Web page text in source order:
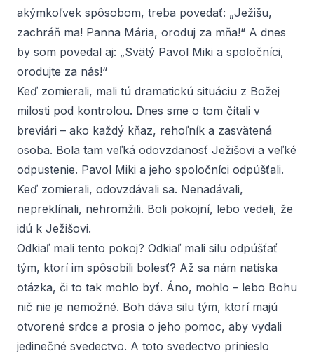
akýmkoľvek spôsobom, treba povedať: „Ježišu,
zachráň ma! Panna Mária, oroduj za mňa!“ A dnes
by som povedal aj: „Svätý Pavol Miki a spoločníci,
orodujte za nás!“
Keď zomierali, mali tú dramatickú situáciu z Božej
milosti pod kontrolou. Dnes sme o tom čítali v
breviári – ako každý kňaz, rehoľník a zasvätená
osoba. Bola tam veľká odovzdanosť Ježišovi a veľké
odpustenie. Pavol Miki a jeho spoločníci odpúšťali.
Keď zomierali, odovzdávali sa. Nenadávali,
nepreklínali, nehromžili. Boli pokojní, lebo vedeli, že
idú k Ježišovi.
Odkiaľ mali tento pokoj? Odkiaľ mali silu odpúšťať
tým, ktorí im spôsobili bolesť? Až sa nám natíska
otázka, či to tak mohlo byť. Áno, mohlo – lebo Bohu
nič nie je nemožné. Boh dáva silu tým, ktorí majú
otvorené srdce a prosia o jeho pomoc, aby vydali
jedinečné svedectvo. A toto svedectvo prinieslo